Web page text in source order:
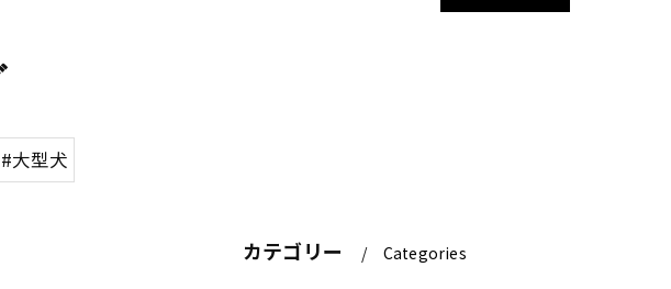
#大型犬
カテゴリー Categories